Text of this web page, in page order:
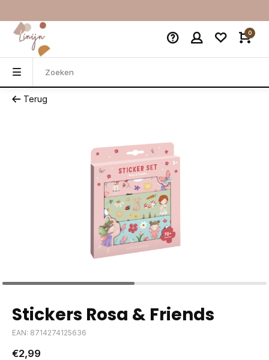
0
Terug
Stickers Rosa & Friends
EAN: 8714274125636
€2,99